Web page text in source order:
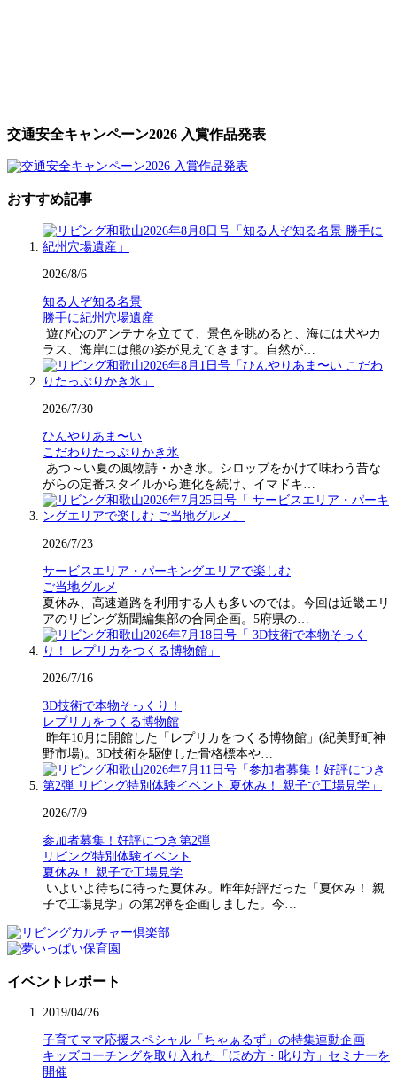
交通安全キャンペーン2026 入賞作品発表
おすすめ記事
2026/8/6
知る人ぞ知る名景
勝手に紀州穴場遺産
遊び心のアンテナを立てて、景色を眺めると、海には犬やカ
ラス、海岸には熊の姿が見えてきます。自然が…
2026/7/30
ひんやりあま〜い
こだわりたっぷりかき氷
あつ～い夏の風物詩・かき氷。シロップをかけて味わう昔な
がらの定番スタイルから進化を続け、イマドキ…
2026/7/23
サービスエリア・パーキングエリアで楽しむ
ご当地グルメ
夏休み、高速道路を利用する人も多いのでは。今回は近畿エリ
アのリビング新聞編集部の合同企画。5府県の…
2026/7/16
3D技術で本物そっくり！
レプリカをつくる博物館
昨年10月に開館した「レプリカをつくる博物館」(紀美野町神
野市場)。3D技術を駆使した骨格標本や…
2026/7/9
参加者募集！好評につき第2弾
リビング特別体験イベント
夏休み！ 親子で工場見学
いよいよ待ちに待った夏休み。昨年好評だった「夏休み！ 親
子で工場見学」の第2弾を企画しました。今…
イベントレポート
2019/04/26
子育てママ応援スペシャル「ちゃぁるず」の特集連動企画
キッズコーチングを取り入れた「ほめ方・叱り方」セミナーを
開催